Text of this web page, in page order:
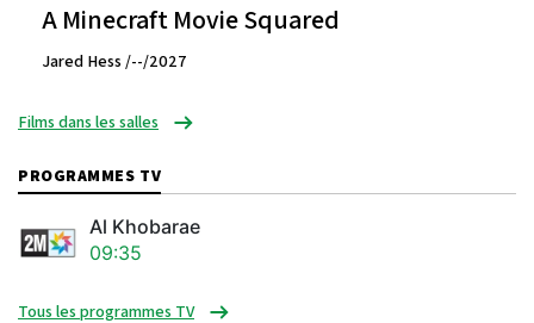
A Minecraft Movie Squared
Jared Hess /--/2027
Films dans les salles
PROGRAMMES TV
Al Khobarae
09:35
Tous les programmes TV